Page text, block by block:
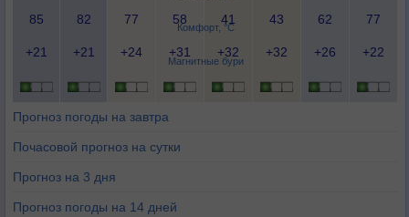
Комфорт, °C
Магнитные бури
85 82 77 58 41 43 62 77
+21 +21 +24 +31 +32 +32 +26 +22
Прогноз погоды на завтра
Почасовой прогноз на сутки
Прогноз на 3 дня
Прогноз погоды на 14 дней